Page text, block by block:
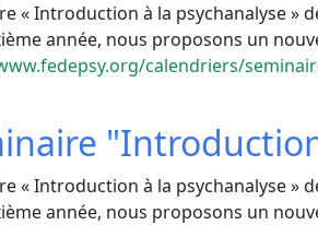
« Introduction à la psychanalyse »
année, nous proposons un
calendriers/
« Introduction à la psychanalyse »
année, nous proposons un